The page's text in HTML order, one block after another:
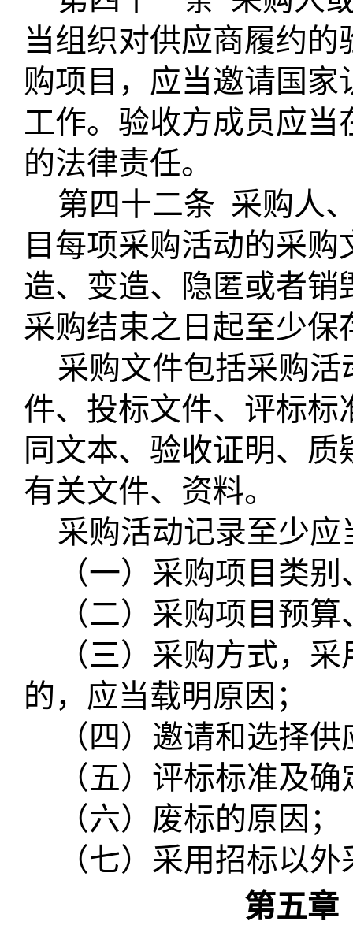
当组织对供应商履约
购项目，应当邀请国
工作。验收方成员应
的法律责任。
第四十二条 采购人
目每项采购活动的采
造、变造、隐匿或者
采购结束之日起至少保
采购文件包括采购
件、投标文件、评标
同文本、验收证明、
有关文件、资料。
采购活动记录至少
（一）采购项目类
（二）采购项目预
（三）采购方式，
的，应当载明原因；
（四）邀请和选择
（五）评标标准及
（六）废标的原因；
（七）采用招标以
第五章